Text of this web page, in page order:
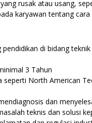
rusak atau usang,
karyawan tentang
di bidang
3 Tahun
seperti North American
dan
teknis dan solusi